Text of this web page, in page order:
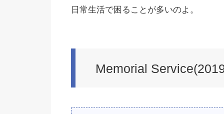
日常生活で困ることが多いのよ。
Memorial